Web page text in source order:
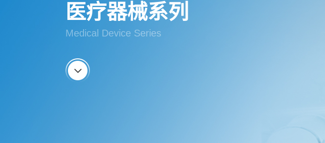
医疗器械系列
Medical Device Series